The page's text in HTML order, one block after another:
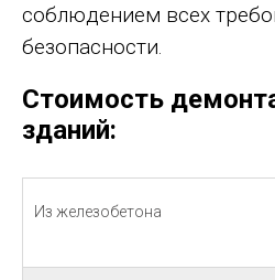
соблюдением всех
безопасности.
Стоимость
зданий:
Из железобетона